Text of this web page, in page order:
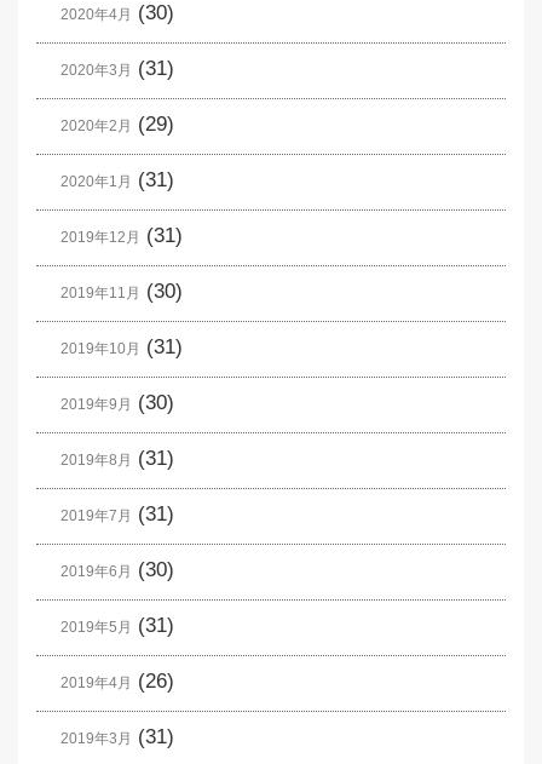
2020年4月 (30)
2020年3月 (31)
2020年2月 (29)
2020年1月 (31)
2019年12月 (31)
2019年11月 (30)
2019年10月 (31)
2019年9月 (30)
2019年8月 (31)
2019年7月 (31)
2019年6月 (30)
2019年5月 (31)
2019年4月 (26)
2019年3月 (31)